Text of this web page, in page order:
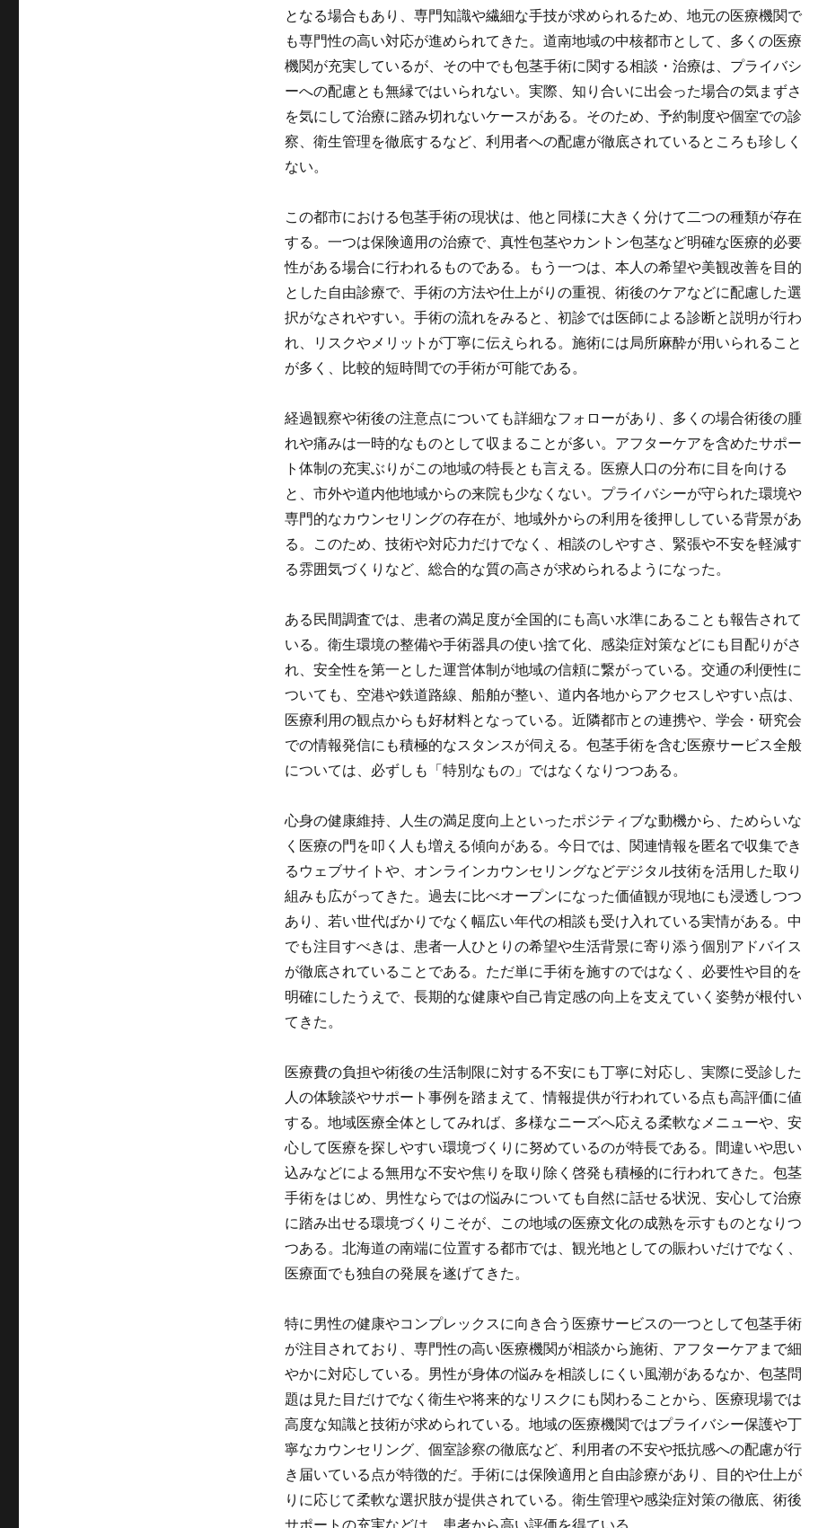
となる場合もあり、専門知識や繊細な手技が求められるため、地元の医療機関で
も専門性の高い対応が進められてきた。道南地域の中核都市として、多くの医療
機関が充実しているが、その中でも包茎手術に関する相談・治療は、プライバシ
ーへの配慮とも無縁ではいられない。実際、知り合いに出会った場合の気まずさ
を気にして治療に踏み切れないケースがある。そのため、予約制度や個室での診
察、衛生管理を徹底するなど、利用者への配慮が徹底されているところも珍しく
ない。
この都市における包茎手術の現状は、他と同様に大きく分けて二つの種類が存在
する。一つは保険適用の治療で、真性包茎やカントン包茎など明確な医療的必要
性がある場合に行われるものである。もう一つは、本人の希望や美観改善を目的
とした自由診療で、手術の方法や仕上がりの重視、術後のケアなどに配慮した選
択がなされやすい。手術の流れをみると、初診では医師による診断と説明が行わ
れ、リスクやメリットが丁寧に伝えられる。施術には局所麻酔が用いられること
が多く、比較的短時間での手術が可能である。
経過観察や術後の注意点についても詳細なフォローがあり、多くの場合術後の腫
れや痛みは一時的なものとして収まることが多い。アフターケアを含めたサポー
ト体制の充実ぶりがこの地域の特長とも言える。医療人口の分布に目を向ける
と、市外や道内他地域からの来院も少なくない。プライバシーが守られた環境や
専門的なカウンセリングの存在が、地域外からの利用を後押ししている背景があ
る。このため、技術や対応力だけでなく、相談のしやすさ、緊張や不安を軽減す
る雰囲気づくりなど、総合的な質の高さが求められるようになった。
ある民間調査では、患者の満足度が全国的にも高い水準にあることも報告されて
いる。衛生環境の整備や手術器具の使い捨て化、感染症対策などにも目配りがさ
れ、安全性を第一とした運営体制が地域の信頼に繋がっている。交通の利便性に
ついても、空港や鉄道路線、船舶が整い、道内各地からアクセスしやすい点は、
医療利用の観点からも好材料となっている。近隣都市との連携や、学会・研究会
での情報発信にも積極的なスタンスが伺える。包茎手術を含む医療サービス全般
については、必ずしも「特別なもの」ではなくなりつつある。
心身の健康維持、人生の満足度向上といったポジティブな動機から、ためらいな
く医療の門を叩く人も増える傾向がある。今日では、関連情報を匿名で収集でき
るウェブサイトや、オンラインカウンセリングなどデジタル技術を活用した取り
組みも広がってきた。過去に比べオープンになった価値観が現地にも浸透しつつ
あり、若い世代ばかりでなく幅広い年代の相談も受け入れている実情がある。中
でも注目すべきは、患者一人ひとりの希望や生活背景に寄り添う個別アドバイス
が徹底されていることである。ただ単に手術を施すのではなく、必要性や目的を
明確にしたうえで、長期的な健康や自己肯定感の向上を支えていく姿勢が根付い
てきた。
医療費の負担や術後の生活制限に対する不安にも丁寧に対応し、実際に受診した
人の体験談やサポート事例を踏まえて、情報提供が行われている点も高評価に値
する。地域医療全体としてみれば、多様なニーズへ応える柔軟なメニューや、安
心して医療を探しやすい環境づくりに努めているのが特長である。間違いや思い
込みなどによる無用な不安や焦りを取り除く啓発も積極的に行われてきた。包茎
手術をはじめ、男性ならではの悩みについても自然に話せる状況、安心して治療
に踏み出せる環境づくりこそが、この地域の医療文化の成熟を示すものとなりつ
つある。北海道の南端に位置する都市では、観光地としての賑わいだけでなく、
医療面でも独自の発展を遂げてきた。
特に男性の健康やコンプレックスに向き合う医療サービスの一つとして包茎手術
が注目されており、専門性の高い医療機関が相談から施術、アフターケアまで細
やかに対応している。男性が身体の悩みを相談しにくい風潮があるなか、包茎問
題は見た目だけでなく衛生や将来的なリスクにも関わることから、医療現場では
高度な知識と技術が求められている。地域の医療機関ではプライバシー保護や丁
寧なカウンセリング、個室診察の徹底など、利用者の不安や抵抗感への配慮が行
き届いている点が特徴的だ。手術には保険適用と自由診療があり、目的や仕上が
りに応じて柔軟な選択肢が提供されている。衛生管理や感染症対策の徹底、術後
サポートの充実などは、患者から高い評価を得ている。